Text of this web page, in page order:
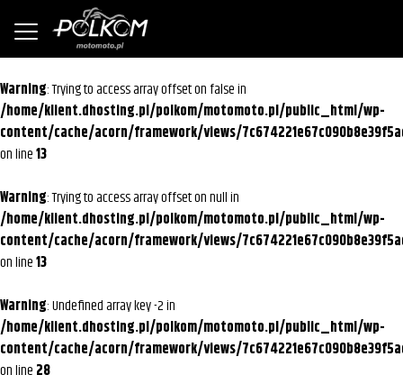
Warning : Trying to access array offset on false in
/home/klient.dhosting.pl/polkom/motomoto.pl/public_html/wp-
content/cache/acorn/framework/views/
on line13
Warning : Trying to access array offset on null in
/home/klient.dhosting.pl/polkom/motomoto.pl/public_html/wp-
content/cache/acorn/framework/views/
on line13
Warning : Undefined array key -2 in
/home/klient.dhosting.pl/polkom/motomoto.pl/public_html/wp-
content/cache/acorn/framework/views/